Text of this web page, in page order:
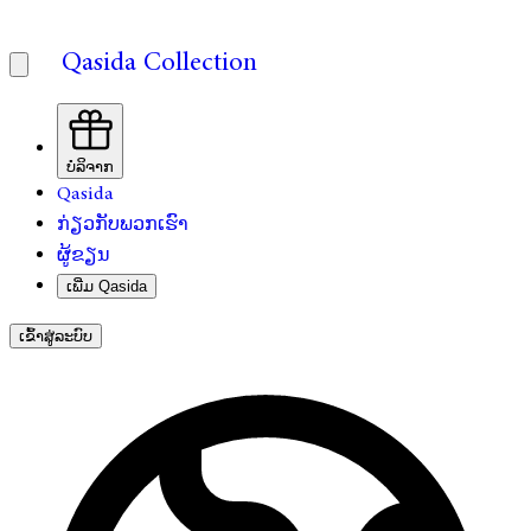
Qasida Collection
ບໍລິຈາກ
Qasida
ກ່ຽວກັບພວກເຮົາ
ຜູ້ຂຽນ
ເພີ່ມ Qasida
ເຂົ້າສູ່ລະບົບ